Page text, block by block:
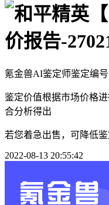
氪金兽AI鉴定师鉴定编号
鉴定价值根据市场价格
合分析得出
若您着急出售，可降低
2022-08-13 20:55:42